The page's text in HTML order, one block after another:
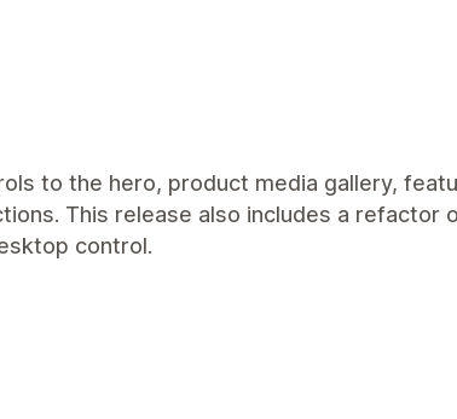
to the hero, product media gallery,
This release also includes a refactor
control.